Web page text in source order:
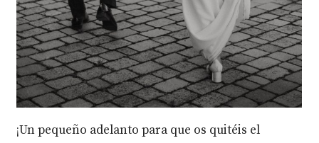
¡Un pequeño adelanto para que os quitéis el